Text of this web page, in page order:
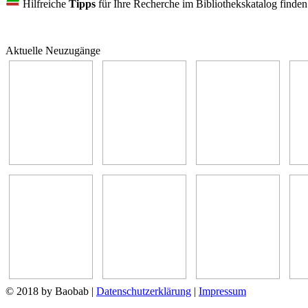
Hilfreiche Tipps für Ihre Recherche im Bibliothekskatalog
Aktuelle Neuzugänge
© 2018 by Baobab | Datenschutzerklärung | Impressum